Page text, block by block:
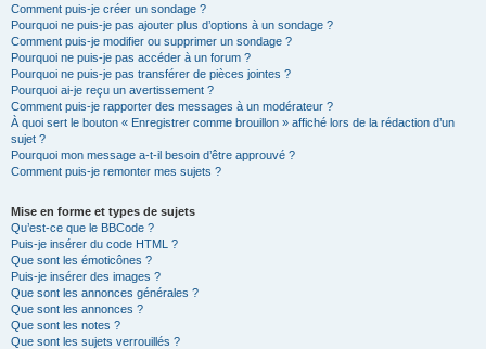
Comment puis-je créer un sondage ?
Pourquoi ne puis-je pas ajouter plus d’options à un sondage ?
Comment puis-je modifier ou supprimer un sondage ?
Pourquoi ne puis-je pas accéder à un forum ?
Pourquoi ne puis-je pas transférer de pièces jointes ?
Pourquoi ai-je reçu un avertissement ?
Comment puis-je rapporter des messages à un modérateur ?
À quoi sert le bouton « Enregistrer comme brouillon » affiché lors de la rédaction d’un
sujet ?
Pourquoi mon message a-t-il besoin d’être approuvé ?
Comment puis-je remonter mes sujets ?
Mise en forme et types de sujets
Qu’est-ce que le BBCode ?
Puis-je insérer du code HTML ?
Que sont les émoticônes ?
Puis-je insérer des images ?
Que sont les annonces générales ?
Que sont les annonces ?
Que sont les notes ?
Que sont les sujets verrouillés ?